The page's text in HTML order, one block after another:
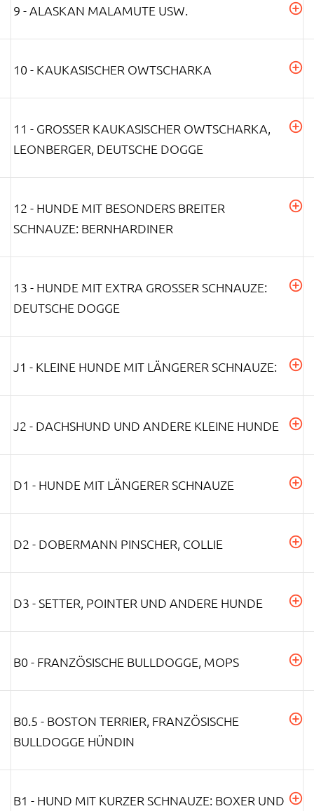
9 - ALASKAN MALAMUTE USW.
10 - KAUKASISCHER OWTSCHARKA
11 - GROSSER KAUKASISCHER OWTSCHARKA, L
EONBERGER, DEUTSCHE DOGGE
12 - HUNDE MIT BESONDERS BREITER
SCHNAUZE: BERNHARDINER
13 - HUNDE MIT EXTRA GROSSER SCHNAUZE: D
EUTSCHE DOGGE
J1 - KLEINE HUNDE MIT LÄNGERER SCHNAUZE:
J2 - DACHSHUND UND ANDERE KLEINE HUNDE
D1 - HUNDE MIT LÄNGERER SCHNAUZE
D2 - DOBERMANN PINSCHER, COLLIE
D3 - SETTER, POINTER UND ANDERE HUNDE
B0 - FRANZÖSISCHE BULLDOGGE, MOPS
B0.5 - BOSTON TERRIER, FRANZÖSISCHE
BULLDOGGE HÜNDIN
B1 - HUND MIT KURZER SCHNAUZE: BOXER UND